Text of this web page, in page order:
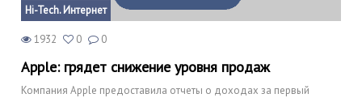
Hi-Tech. Интернет
1932 0 0
Apple: грядет снижение уровня продаж
Компания Apple предоставила отчеты о доходах за первый